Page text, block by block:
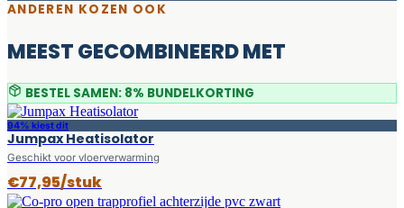
ANDEREN KOZEN OOK
MEEST GECOMBINEERD MET
BESTEL SAMEN: 8% BUNDELKORTING
94% kiest dit
Jumpax Heatisolator
Geschikt voor vloerverwarming
€77,95/stuk